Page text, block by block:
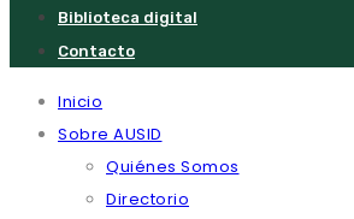
Biblioteca digital
Contacto
Inicio
Sobre AUSID
Quiénes Somos
Directorio